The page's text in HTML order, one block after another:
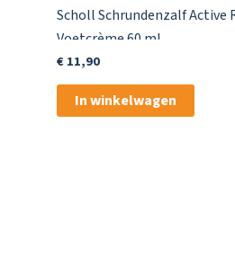
Scholl Schrundenzalf Active
Voetcrème 60 ml
€11,90
In winkelwagen